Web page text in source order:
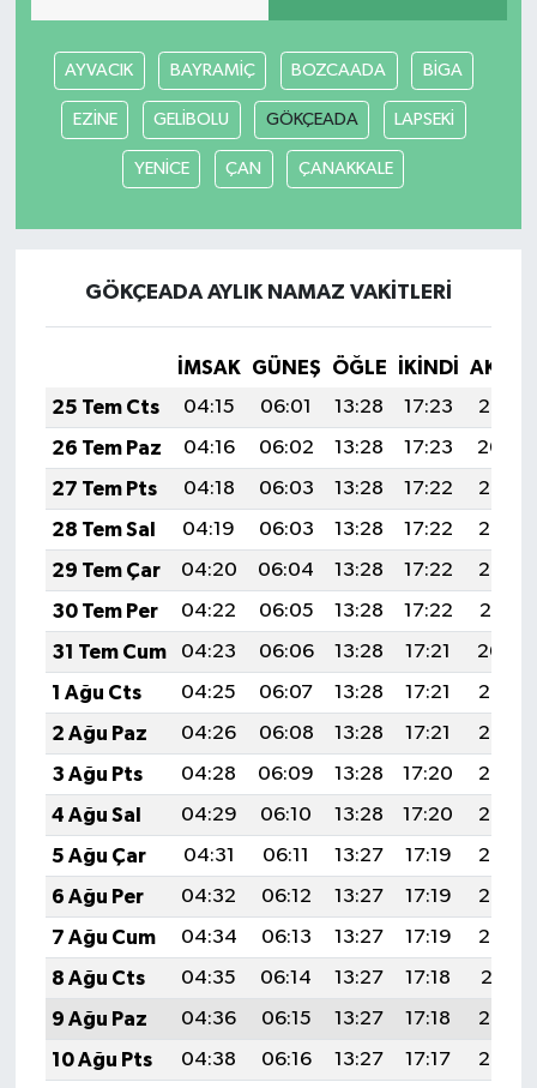
AYVACIK BAYRAMİÇ BOZCAADA BİGA
EZİNE GELİBOLU GÖKÇEADA LAPSEKİ
YENİCE ÇAN ÇANAKKALE
GÖKÇEADA AYLIK NAMAZ VAKITLERI
İMSAK GÜNEŞ ÖĞLE İKINDI
25 Tem Cts
04:15 06:01 13:28 17:23
20:45
26 Tem Paz
04:16 06:02 13:28 17:23
20:44
27 Tem Pts
04:18 06:03 13:28 17:22
20:43
28 Tem Sal
04:19 06:03 13:28 17:22
20:43
29 Tem Çar
04:20 06:04 13:28 17:22
20:42
30 Tem Per
04:22 06:05 13:28 17:22
20:41
31 Tem Cum
04:23 06:06 13:28 17:21
20:40
1 Ağu Cts
04:25 06:07 13:28 17:21
20:39
2 Ağu Paz
04:26 06:08 13:28 17:21
20:38
3 Ağu Pts
04:28 06:09 13:28 17:20
20:36
4 Ağu Sal
04:29 06:10 13:28 17:20
20:35
5 Ağu Çar
04:31 06:11 13:27 17:19
20:34
6 Ağu Per
04:32 06:12 13:27 17:19
20:33
7 Ağu Cum
04:34 06:13 13:27 17:19
20:32
8 Ağu Cts
04:35 06:14 13:27 17:18
20:31
9 Ağu Paz
04:36 06:15 13:27 17:18
20:29
10 Ağu Pts
04:38 06:16 13:27 17:17
20:28